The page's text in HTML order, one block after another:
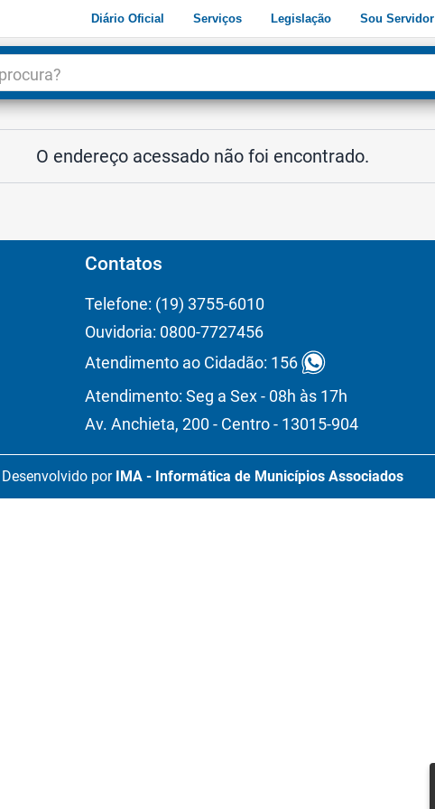
Diário Oficial Serviços Legislação Sou Servidor
O endereço acessado não foi encontrado.
Contatos
Telefone: (19) 3755-6010
Ouvidoria: 0800-7727456
Atendimento ao Cidadão: 156
Atendimento: Seg a Sex - 08h às 17h
Av. Anchieta, 200 - Centro - 13015-904
Desenvolvido por IMA - Informática de Municípios Associados